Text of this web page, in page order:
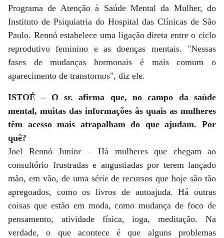
Programa de Atenção à Saúde Mental da Mulher, do
Instituto de Psiquiatria do Hospital das Clínicas de São
Paulo. Rennó estabelece uma ligação direta entre o ciclo
reprodutivo feminino e as doenças mentais. "Nessas
fases de mudanças hormonais é mais comum o
aparecimento de transtornos", diz ele.
ISTOÉ – O sr. afirma que, no campo da saúde
mental, muitas das informações às quais as mulheres
têm acesso mais atrapalham do que ajudam. Por
quê?
Joel Rennó Junior – Há mulheres que chegam ao
consultório frustradas e angustiadas por terem lançado
mão, em vão, de uma série de recursos que hoje são tão
apregoados, como os livros de autoajuda. Há outras
coisas que estão em moda, como mudança de foco de
pensamento, atividade física, ioga, meditação. Na
verdade, o que acontece é que alguns problemas